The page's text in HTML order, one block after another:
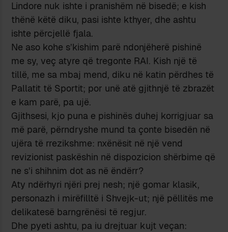
Lindore nuk ishte i pranishëm në bisedë; e kish
thënë këtë diku, pasi ishte kthyer, dhe ashtu
ishte përcjellë fjala.
Ne aso kohe s’kishim parë ndonjëherë pishinë
me sy, veç atyre që tregonte RAI. Kish një të
tillë, me sa mbaj mend, diku në katin përdhes të
Pallatit të Sportit; por unë atë gjithnjë të zbrazët
e kam parë, pa ujë.
Gjithsesi, kjo puna e pishinës duhej korrigjuar sa
më parë, përndryshe mund ta çonte bisedën në
ujëra të rrezikshme: nxënësit në një vend
revizionist paskëshin në dispozicion shërbime që
ne s’i shihnim dot as në ëndërr?
Aty ndërhyri njëri prej nesh; një gomar klasik,
personazh i mirëfilltë i Shvejk-ut; një pëllitës me
delikatesë barngrënësi të regjur.
Dhe pyeti ashtu, pa iu drejtuar kujt veçan: